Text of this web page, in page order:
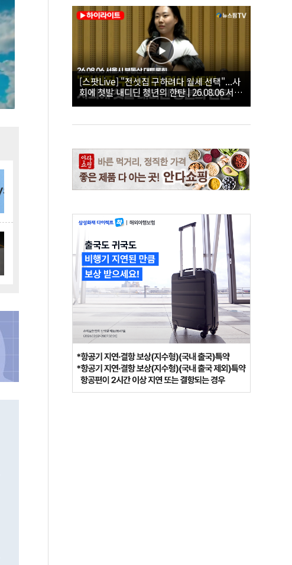
[스팟Live] "전셋집 구하려다 월세 선택"...사
회에 첫발 내디딘 청년의 한탄 | 26.08.06 서울
시 부동산 대토론회